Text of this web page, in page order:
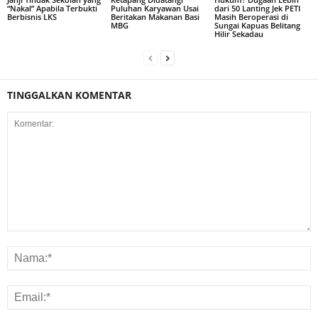
“Nakal” Apabila Terbukti
Berbisnis LKS
Puluhan Karyawan Usai
Beritakan Makanan Basi
MBG
dari 50 Lanting Jek PETI
Masih Beroperasi di
Sungai Kapuas Belitang
Hilir Sekadau
TINGGALKAN KOMENTAR